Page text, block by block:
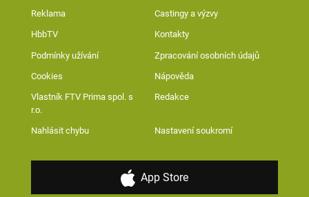
Reklama Castingy a výzvy
HbbTV Kontakty
Podmínky užívání Zpracování osobních údajů
Cookies Nápověda
Vlastník FTV Prima spol. s
r.o.
Redakce
Nahlásit chybu Nastavení soukromí
App Store